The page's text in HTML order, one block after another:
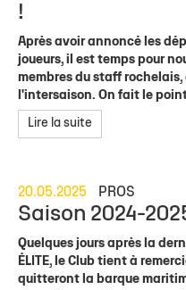
!
Après avoir annoncé les
joueurs, il est temps pour
membres du staff
l'intersaison. On fait le
Lire la suite
20.05.2025 PROS
Saison 2024-
Quelques jours après la
ÉLITE, le Club tient à
quitteront la barque